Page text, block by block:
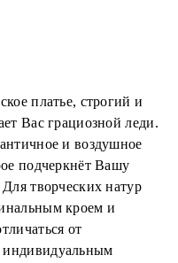
платье, строгий и
Вас грациозной леди.
и воздушное
подчеркнёт Вашу
творческих натур
кроем и
от